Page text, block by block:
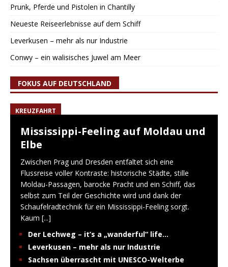
Prunk, Pferde und Pistolen in Chantilly
Neueste Reiseerlebnisse auf dem Schiff
Leverkusen – mehr als nur Industrie
Conwy – ein walisisches Juwel am Meer
FOKUS AUF DEUTSCHLAND
KREUZFAHRT
Mississippi-Feeling auf Moldau und
Elbe
Zwischen Prag und Dresden entfaltet sich eine
Flussreise voller Kontraste: historische Städte, stille
Moldau-Passagen, barocke Pracht und ein Schiff, das
selbst zum Teil der Geschichte wird und dank der
Schaufelradtechnik für ein Mississippi-Feeling sorgt.
Kaum [...]
Der Lechweg – it’s a „wanderful“ life…
Leverkusen – mehr als nur Industrie
Sachsen überrascht mit UNESCO-Welterbe